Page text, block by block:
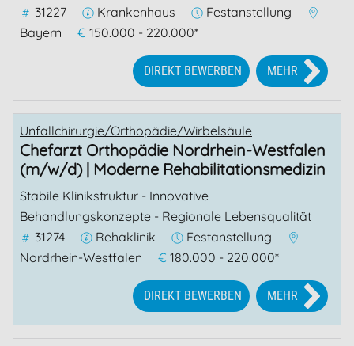
31227
Krankenhaus
Festanstellung
Bayern
€ 150.000 - 220.000*
MEHR
DIREKT BEWERBEN
Unfallchirurgie/Orthopädie/Wirbelsäule
Chefarzt Orthopädie Nordrhein-Westfalen
(m/w/d) | Moderne Rehabilitationsmedizin
Stabile Klinikstruktur - Innovative
Behandlungskonzepte - Regionale Lebensqualität
31274
Rehaklinik
Festanstellung
Nordrhein-Westfalen
€ 180.000 - 220.000*
MEHR
DIREKT BEWERBEN